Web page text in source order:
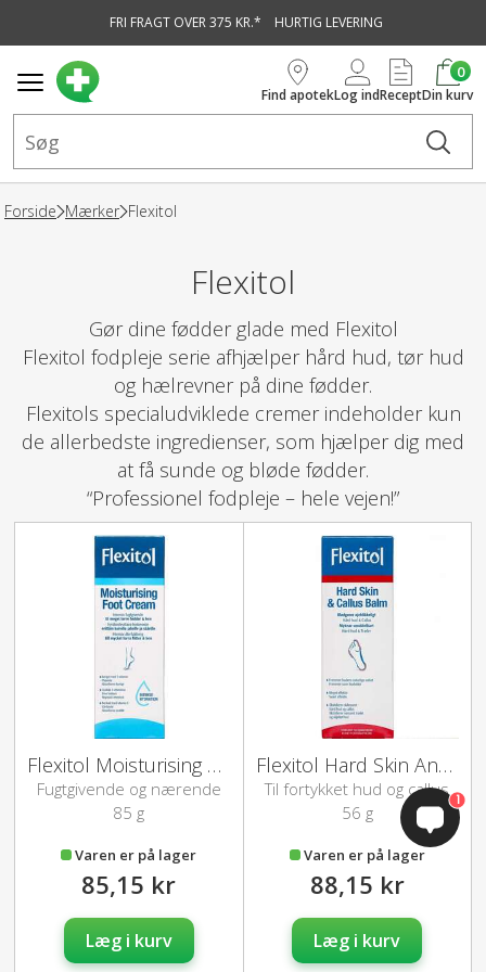
FRI FRAGT OVER 375 KR.* HURTIG LEVERING
Find apotekLog indRecept
0
Din kurv
Forside Mærker Flexitol
Flexitol
Gør dine fødder glade med Flexitol
Flexitol fodpleje serie afhjælper hård hud, tør hud
og hælrevner på dine fødder.
Flexitols specialudviklede cremer indeholder kun
de allerbedste ingredienser, som hjælper dig med
at få sunde og bløde fødder.
“Professionel fodpleje – hele vejen!”
Flexitol Moisturising Foot Cream
Fugtgivende og nærende
fodcreme
85 g
Varen er på lager
85,15 kr
Læg i kurv
Flexitol Hard Skin And Callus
Til fortykket hud og callus
på hæle og fødder
56 g
Varen er på lager
88,15 kr
Læg i kurv
1